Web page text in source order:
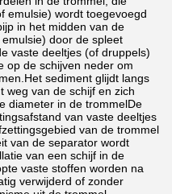
emulsie) wordt toegevoegd
in het midden van de
door de spleet
vaste deeltjes (of druppels)
op de schijven neder om
sediment glijdt langs
weg van de schijf en zich
diameter in de trommelDe
van vaste deeltjes
van de trommel
van de separator wordt
van een schijf in de
vaste stoffen worden na
verwijderd of zonder